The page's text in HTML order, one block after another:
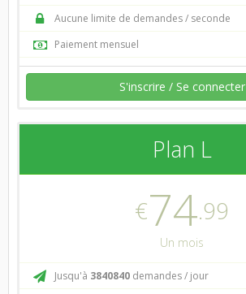
Aucune limite de demandes / seconde
Paiement mensuel
S'inscrire / Se connecter
Plan L
€74.99
Un mois
Jusqu'à 3840840 demandes / jour